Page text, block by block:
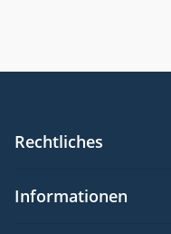
Rechtliches
Informationen